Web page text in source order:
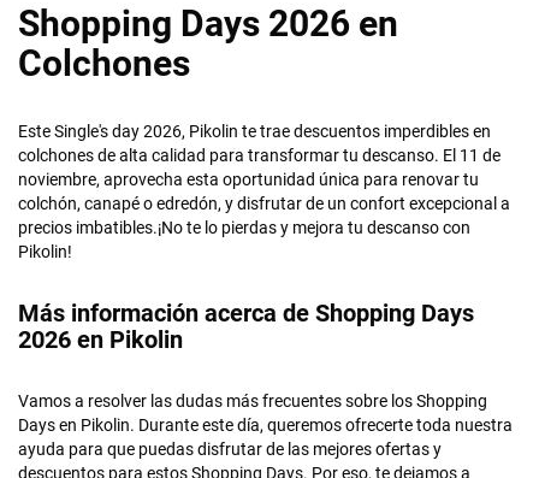
Shopping Days 2026 en
Colchones
Este Single's day 2026, Pikolin te trae descuentos imperdibles en
colchones de alta calidad para transformar tu descanso. El 11 de
noviembre, aprovecha esta oportunidad única para renovar tu
colchón, canapé o edredón, y disfrutar de un confort excepcional a
precios imbatibles.¡No te lo pierdas y mejora tu descanso con
Pikolin!
Más información acerca de Shopping Days
2026 en Pikolin
Vamos a resolver las dudas más frecuentes sobre los Shopping
Days en Pikolin. Durante este día, queremos ofrecerte toda nuestra
ayuda para que puedas disfrutar de las mejores ofertas y
descuentos para estos Shopping Days. Por eso, te dejamos a